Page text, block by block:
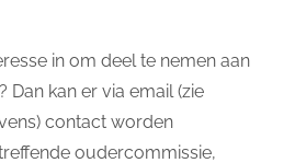
in om deel te nemen aan
kan er via email (zie
contact worden
oudercommissie,